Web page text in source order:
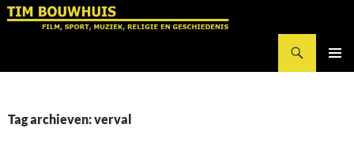
Ga
Tag archieven: verval